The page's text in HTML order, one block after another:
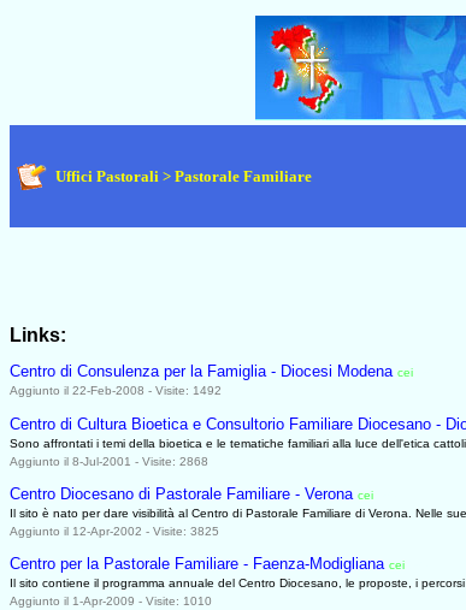
Uffici Pastorali > Pastorale Familiare
Links:
Centro di Consulenza per la Famiglia - Diocesi Modena cei
Aggiunto il 22-Feb-2008 - Visite: 1492
Centro di Cultura Bioetica e Consultorio Familiare Diocesano -
Sono affrontati i temi della bioetica e le tematiche familiari alla luce dell'etica
Aggiunto il 8-Jul-2001 - Visite: 2868
Centro Diocesano di Pastorale Familiare - Verona cei
Il sito è nato per dare visibilità al Centro di Pastorale Familiare di Verona. Nelle
Aggiunto il 12-Apr-2002 - Visite: 3825
Centro per la Pastorale Familiare - Faenza-Modigliana cei
Il sito contiene il programma annuale del Centro Diocesano, le proposte, i
Aggiunto il 1-Apr-2009 - Visite: 1010